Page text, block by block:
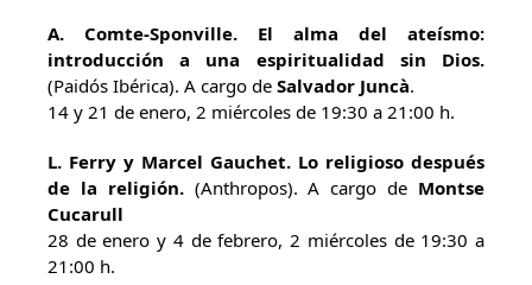
A. Comte-Sponville. El alma del ateísmo:
introducción a una espiritualidad sin Dios.
(Paidós Ibérica). A cargo de Salvador Juncà.
14 y 21 de enero, 2 miércoles de 19:30 a 21:00 h.
L. Ferry y Marcel Gauchet. Lo religioso después
de la religión.(Anthropos). A cargo de Montse
Cucarull
28 de enero y 4 de febrero, 2 miércoles de 19:30 a
21:00 h.